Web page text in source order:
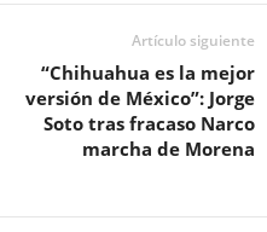
Artículo siguiente
“Chihuahua es la mejor
versión de México”: Jorge
Soto tras fracaso Narco
marcha de Morena